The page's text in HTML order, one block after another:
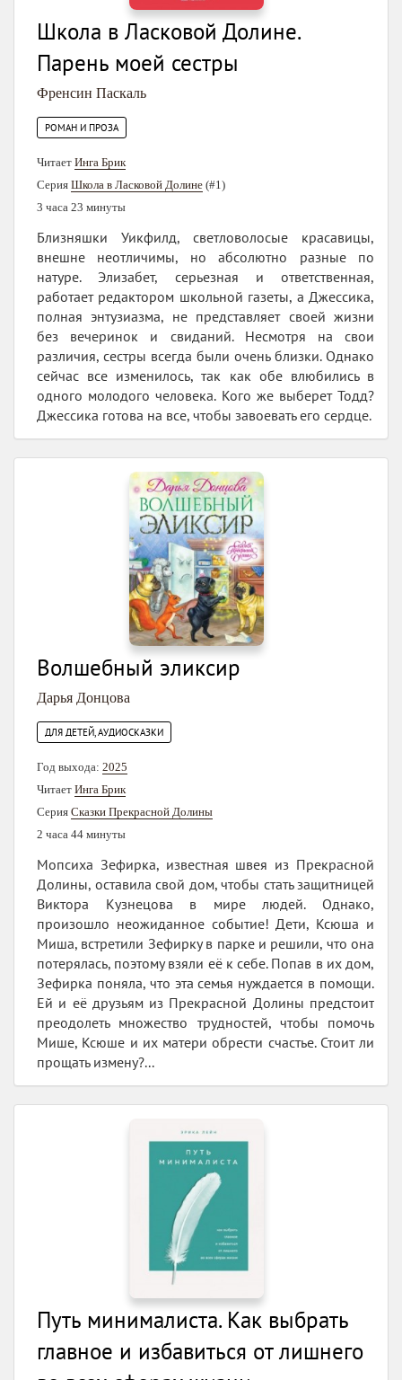
Школа в Ласковой Долине.
Парень моей сестры
Френсин Паскаль
РОМАН И ПРОЗА
Читает Инга Брик
Серия Школа в Ласковой Долине (#1)
3 часа 23 минуты
Близняшки Уикфилд, светловолосые красавицы,
внешне неотличимы, но абсолютно разные по
натуре. Элизабет, серьезная и ответственная,
работает редактором школьной газеты, а Джессика,
полная энтузиазма, не представляет своей жизни
без вечеринок и свиданий. Несмотря на свои
различия, сестры всегда были очень близки. Однако
сейчас все изменилось, так как обе влюбились в
одного молодого человека. Кого же выберет Тодд?
Джессика готова на все, чтобы завоевать его сердце.
Волшебный эликсир
Дарья Донцова
ДЛЯ ДЕТЕЙ, АУДИОСКАЗКИ
Год выхода: 2025
Читает Инга Брик
Серия Сказки Прекрасной Долины
2 часа 44 минуты
Мопсиха Зефирка, известная швея из Прекрасной
Долины, оставила свой дом, чтобы стать защитницей
Виктора Кузнецова в мире людей. Однако,
произошло неожиданное событие! Дети, Ксюша и
Миша, встретили Зефирку в парке и решили, что она
потерялась, поэтому взяли её к себе. Попав в их дом,
Зефирка поняла, что эта семья нуждается в помощи.
Ей и её друзьям из Прекрасной Долины предстоит
преодолеть множество трудностей, чтобы помочь
Мише, Ксюше и их матери обрести счастье. Стоит ли
прощать измену?...
Путь минималиста. Как выбрать
главное и избавиться от лишнего